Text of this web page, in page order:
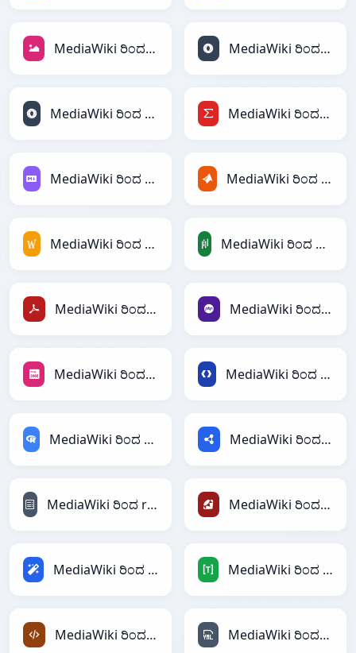
MediaWiki ರಿಂದ JPEG MediaWiki ರಿಂದ JSON
MediaWiki ರಿಂದ JSONLines MediaWiki ರಿಂದ LaTeX
MediaWiki ರಿಂದ Markdown MediaWiki ರಿಂದ MATLAB
MediaWiki ರಿಂದ MediaWiki MediaWiki ರಿಂದ PandasDataFrame
MediaWiki ರಿಂದ PDF MediaWiki ರಿಂದ PHP
MediaWiki ರಿಂದ PNG MediaWiki ರಿಂದ Protobuf
MediaWiki ರಿಂದ RDataFrame MediaWiki ರಿಂದ RDF
MediaWiki ರಿಂದ reStructuredText MediaWiki ರಿಂದ Ruby
MediaWiki ರಿಂದ Magic MediaWiki ರಿಂದ TOML
MediaWiki ರಿಂದ XML MediaWiki ರಿಂದ YAML